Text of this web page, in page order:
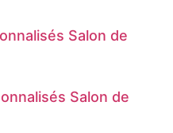
Salon de
Salon de